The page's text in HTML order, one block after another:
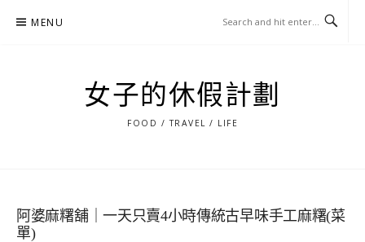
MENU
女子的休假計劃
FOOD / TRAVEL / LIFE
阿婆麻糬舖｜一天只賣4小時傳統古早味手工麻糬(菜
單)